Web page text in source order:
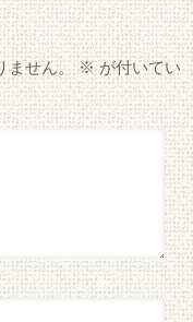
ません。 ※が付いてい